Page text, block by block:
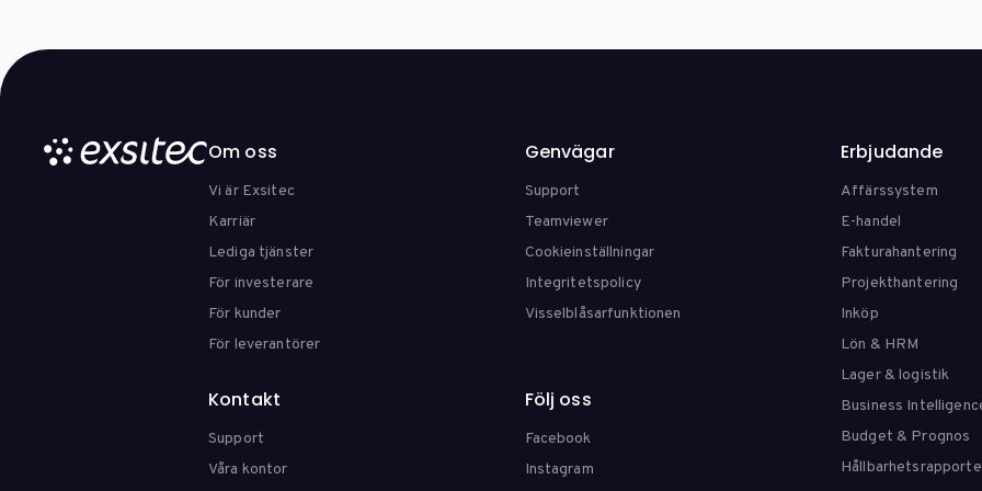
Om oss
Vi är Exsitec
Karriär
Lediga tjänster
För investerare
För kunder
För leverantörer
Genvägar
Support
Teamviewer
Cookieinställningar
Integritetspolicy
Visselblåsarfunktionen
Kontakt
Support
Våra kontor
Följ oss
Facebook
Instagram
Erbjudande
Affärssystem
E-handel
Fakturahantering
Projekthantering
Inköp
Lön & HRM
Lager & logistik
Business
Budget & Prognos